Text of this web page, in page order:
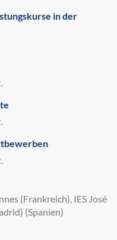
in der
(Frankreich), IES José
(Spanien)